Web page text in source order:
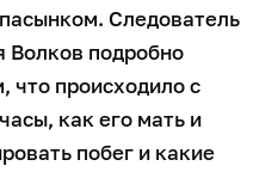
Следователь
Волков подробно
что происходило с
как его мать и
побег и какие